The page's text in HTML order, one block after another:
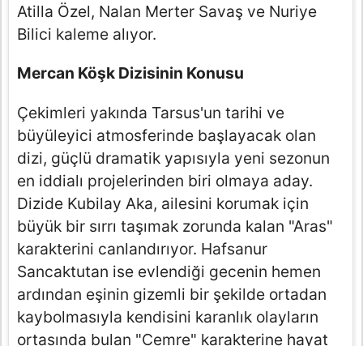
Atilla Özel, Nalan Merter Savaş ve Nuriye
Bilici kaleme alıyor.
Mercan Köşk Dizisinin Konusu
Çekimleri yakında Tarsus'un tarihi ve
büyüleyici atmosferinde başlayacak olan
dizi, güçlü dramatik yapısıyla yeni sezonun
en iddialı projelerinden biri olmaya aday.
Dizide Kubilay Aka, ailesini korumak için
büyük bir sırrı taşımak zorunda kalan "Aras"
karakterini canlandırıyor. Hafsanur
Sancaktutan ise evlendiği gecenin hemen
ardından eşinin gizemli bir şekilde ortadan
kaybolmasıyla kendisini karanlık olayların
ortasında bulan "Cemre" karakterine hayat